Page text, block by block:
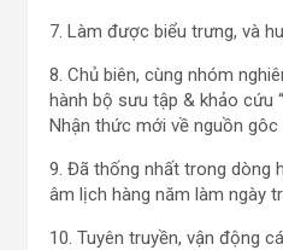
7. Làm được biểu trưng, và
8. Chủ biên, cùng nhóm
hành bộ sưu tập & khảo cứu
Nhận thức mới về nguồn gôc
9. Đã thống nhất trong dòng
âm lịch hàng năm làm ngày
10. Tuyên truyền, vận động